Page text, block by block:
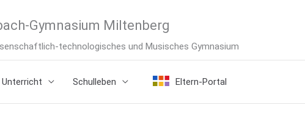
Gymnasium Miltenberg
technologisches und Musisches Gymnasium
Unterricht Schulleben Eltern-Portal